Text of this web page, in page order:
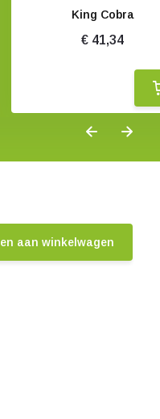
King Cobra
€ 41,34
aan winkelwagen